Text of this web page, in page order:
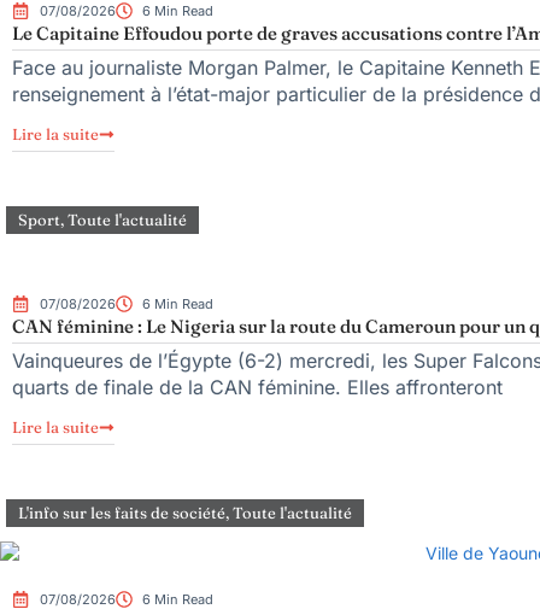
07/08/2026 6 Min Read
Le Capitaine Effoudou porte de graves accusations contre
Face au journaliste Morgan Palmer, le Capitaine Kenneth
renseignement à l’état-major particulier de la présidence
Lire la suite
Sport,Toute l'actualité
07/08/2026 6 Min Read
CAN féminine : Le Nigeria sur la route du Cameroun pour un
Vainqueures de l’Égypte (6-2) mercredi, les Super
quarts de finale de la CAN féminine. Elles affronteront
Lire la suite
L'info sur les faits de société,Toute l'actualité
07/08/2026 6 Min Read